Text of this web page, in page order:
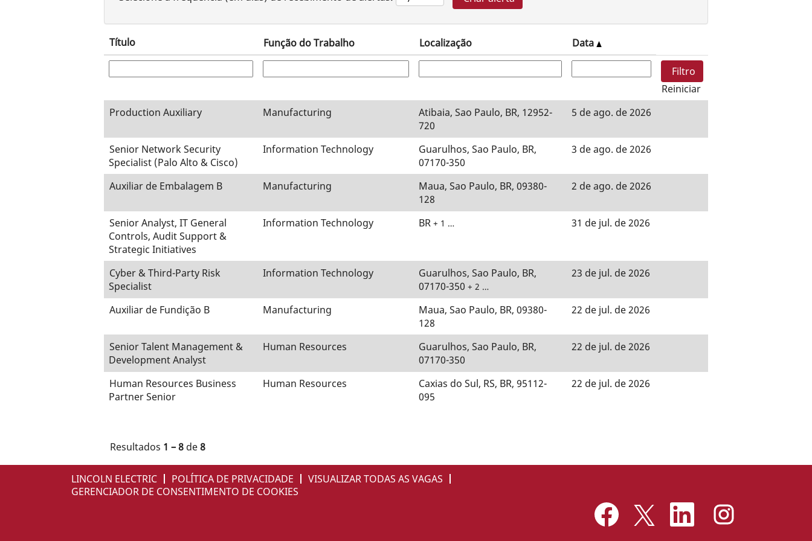
Título Função do Trabalho Localização Data
Reiniciar
Production Auxiliary
Manufacturing
Atibaia, Sao Paulo, BR, 12952-
720
5 de ago. de 2026
Senior Network Security
Specialist (Palo Alto & Cisco)
Information Technology
Guarulhos, Sao Paulo, BR,
07170-350
3 de ago. de 2026
Auxiliar de Embalagem B Manufacturing
Maua, Sao Paulo, BR, 09380-
128
2 de ago. de 2026
Senior Analyst, IT General
Controls, Audit Support &
Strategic Initiatives
Information Technology BR + 1 … 31 de jul. de 2026
Cyber & Third-Party Risk
Specialist
Information Technology
Guarulhos, Sao Paulo, BR,
07170-350 + 2 …
23 de jul. de 2026
Auxiliar de Fundição B Manufacturing
Maua, Sao Paulo, BR, 09380-
128
22 de jul. de 2026
Senior Talent Management &
Development Analyst
Human Resources
Guarulhos, Sao Paulo, BR,
07170-350
22 de jul. de 2026
Human Resources Business
Partner Senior
Human Resources
Caxias do Sul, RS, BR, 95112-
095
22 de jul. de 2026
Resultados 1 – 8 de8
LINCOLN ELECTRIC POLÍTICA DE PRIVACIDADE
VISUALIZAR TODAS AS VAGAS
GERENCIADOR DE CONSENTIMENTO DE COOKIES
A
b
r
A
b
r
A
r
A
b